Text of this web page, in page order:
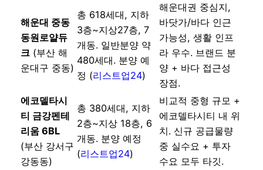
해운대 중동
동원로얄듀
크 (부산 해
운대구 중동)
총 618세대, 지하
3층~지상27층, 7
개동. 일반분양 약
480세대. 분양 예
정 (리스트업24)
해운대권 중심지,
바닷가/바다 인근
가능성, 생활 인프
라 우수. 브랜드 분
양 + 바다 접근성
장점.
에코델타시
티 금강펜테
리움 6BL
(부산 강서구
강동동)
총 380세대, 지하
2층~지상 18층, 6
개동. 분양 예정
(리스트업24)
비교적 중형 규모 +
에코델타시티 내 위
치. 신규 공급물량
중 실수요 + 투자
수요 모두 타깃.